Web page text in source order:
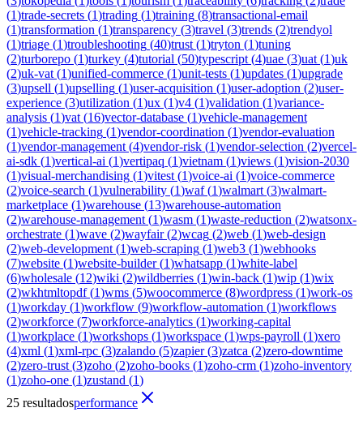
(1)trade-secrets (1)trading (1)training (8)transactional-email
(1)transformation (1)transparency (3)travel (3)trends (2)trendyol
(1)triage (1)troubleshooting (40)trust (1)tryton (1)tuning
(2)turborepo (1)turkey (4)tutorial (50)typescript (4)uae (3)uat (1)uk
(2)uk-vat (1)unified-commerce (1)unit-tests (1)updates (1)upgrade
(3)upsell (1)upselling (1)user-acquisition (1)user-adoption (2)user-
experience (3)utilization (1)ux (1)v4 (1)validation (1)variance-
analysis (1)vat (16)vector-database (1)vehicle-management
(1)vehicle-tracking (1)vendor-coordination (1)vendor-evaluation
(1)vendor-management (4)vendor-risk (1)vendor-selection (2)vercel-
ai-sdk (1)vertical-ai (1)vertipaq (1)vietnam (1)views (1)vision-2030
(1)visual-merchandising (1)vitest (1)voice-ai (1)voice-commerce
(2)voice-search (1)vulnerability (1)waf(1)walmart (3)walmart-
marketplace (1)warehouse (13)warehouse-automation
(2)warehouse-management (1)wasm (1)waste-reduction (2)watsonx-
orchestrate (1)wave (2)wayfair(2)wcag (2)web (1)web-design
(2)web-development (1)web-scraping (1)web3 (1)webhooks
(7)website (1)website-builder(1)whatsapp (1)white-label
(6)wholesale (12)wiki (2)wildberries (1)win-back (1)wip (1)wix
(2)wkhtmltopdf(1)wms (5)woocommerce (8)wordpress (1)work-os
(1)workday (1)workflow (9)workflow-automation (1)workflows
(2)workforce (7)workforce-analytics (1)working-capital
(1)workplace (1)workshops (1)workspace (1)wps-payroll (1)xero
(4)xml (1)xml-rpc (3)zalando (5)zapier(3)zatca (2)zero-downtime
(2)zero-trust (3)zoho (2)zoho-books (1)zoho-crm (1)zoho-inventory
(1)zoho-one (1)zustand (1)
25 resultadosperformance